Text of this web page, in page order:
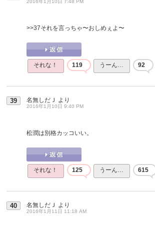
2016年1月10日 7:48 PM
>>37それを言っちゃ〜おしめぇよ〜
それな！ 119 うーん… 92
39 名無しだＪ より
2016年1月10日 9:40 PM
松潤は別格カッコいい。
それな！ 125 うーん… 615
40 名無しだＪ より
2016年1月11日 11:18 AM